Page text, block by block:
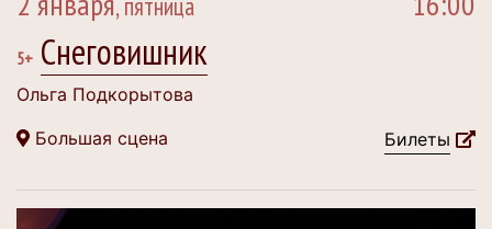
5+ Снеговишник
Ольга Подкорытова
Большая сцена
Билеты